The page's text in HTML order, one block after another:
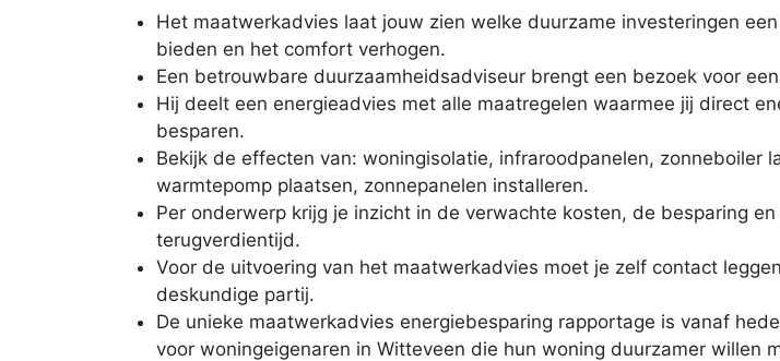
Het maatwerkadvies laat jouw zien welke duurzame investeringen
bieden en het comfort verhogen.
Een betrouwbare duurzaamheidsadviseur brengt een bezoek voor
Hij deelt een energieadvies met alle maatregelen waarmee jij direct
besparen.
Bekijk de effecten van: woningisolatie, infraroodpanelen, zonneboiler
warmtepomp plaatsen, zonnepanelen installeren.
Per onderwerp krijg je inzicht in de verwachte kosten, de besparing
terugverdientijd.
Voor de uitvoering van het maatwerkadvies moet je zelf contact
deskundige partij.
De unieke maatwerkadvies energiebesparing rapportage is vanaf
voor woningeigenaren in Witteveen die hun woning duurzamer willen